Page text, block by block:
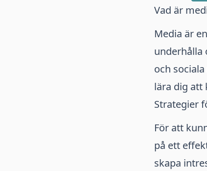
Vad är
Media är
underhålla
och
lära dig att
Strategier
För att
på ett
skapa